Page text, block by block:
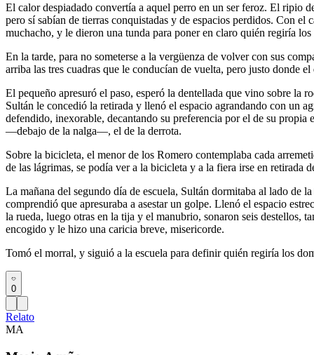
El calor despiadado convertía a aquel perro en un ser feroz. El ripio
pero sí sabían de tierras conquistadas y de espacios perdidos. Con
muchacho, y le dieron una tunda para poner en claro quién regiría
En la tarde, para no someterse a la vergüenza de volver con sus
arriba las tres cuadras que le conducían de vuelta, pero justo donde
El pequeño apresuró el paso, esperó la dentellada que vino sobre la
Sultán le concedió la retirada y llenó el espacio agrandando con un
defendido, inexorable, decantando su preferencia por el de su
―debajo de la nalga―, el de la derrota.
Sobre la bicicleta, el menor de los Romero contemplaba cada
de las lágrimas, se podía ver a la bicicleta y a la fiera irse en retirada
La mañana del segundo día de escuela, Sultán dormitaba al lado de
comprendió que apresuraba a asestar un golpe. Llenó el espacio
la rueda, luego otras en la tija y el manubrio, sonaron seis destellos,
encogido y le hizo una caricia breve, misericorde.
Tomó el morral, y siguió a la escuela para definir quién regiría los
0
Relato
MA